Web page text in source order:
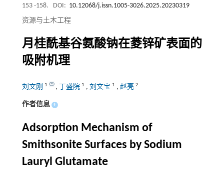
153 -158.
DOI: 10.12068/j.issn.1005-3026.2025.20230319
资源与土木工程
月桂酰基谷氨酸钠在菱锌矿表面的
吸附机理
刘文刚 1 , 丁盛院 1 , 刘文宝 1 , 赵亮 2
作者信息 +
Adsorption Mechanism of
Smithsonite Surfaces by Sodium
Lauryl Glutamate